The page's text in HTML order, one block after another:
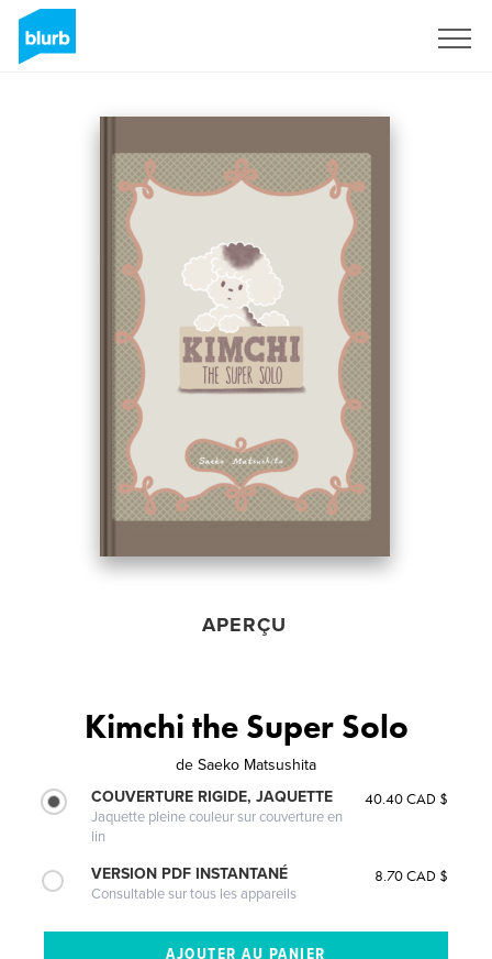
APERÇU
Kimchi the Super Solo
de Saeko Matsushita
COUVERTURE RIGIDE, JAQUETTE
Jaquette pleine couleur sur couverture en
lin
40.40 CAD $
VERSION PDF INSTANTANÉ
Consultable sur tous les appareils
8.70 CAD $